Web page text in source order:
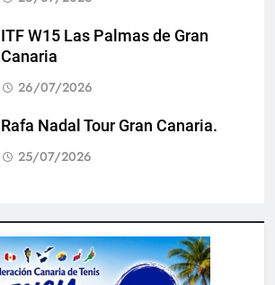
ITF W15 Las Palmas de Gran
Canaria
26/07/2026
Rafa Nadal Tour Gran Canaria.
25/07/2026